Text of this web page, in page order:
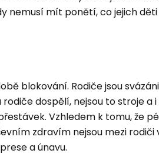
nemusí mít ponětí, co jejich děti
blokování. Rodiče jsou
dospělí, nejsou to stroje a
Vzhledem k tomu, že
zdravím nejsou mezi rodiči
a únavu.